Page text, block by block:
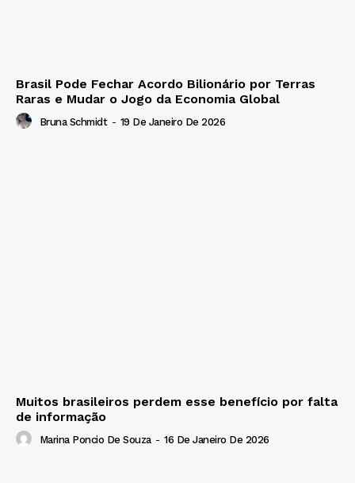
Brasil Pode Fechar Acordo Bilionário por Terras
Raras e Mudar o Jogo da Economia Global
Bruna Schmidt - 19 De Janeiro De 2026
Muitos brasileiros perdem esse benefício por falta
de informação
Marina Poncio De Souza - 16 De Janeiro De 2026